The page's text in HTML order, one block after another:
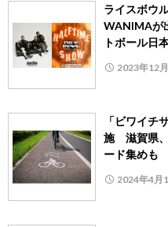
ライスボウ
WANIMAが
トボール日
2023年12
「ビワイチ
施 滋賀県、
ード集めも
2024年4月